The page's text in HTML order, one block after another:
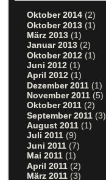
Oktober 2014 (2)
Oktober 2013 (1)
März 2013 (1)
Januar 2013 (2)
Oktober 2012 (1)
Juni 2012 (1)
April 2012 (1)
Dezember 2011 (1)
November 2011 (5)
Oktober 2011 (2)
September 2011 (3)
August 2011 (1)
Juli 2011 (9)
Juni 2011 (7)
Mai 2011 (1)
April 2011 (2)
März 2011 (3)